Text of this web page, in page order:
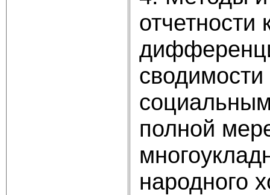
отчетности
полной
народного